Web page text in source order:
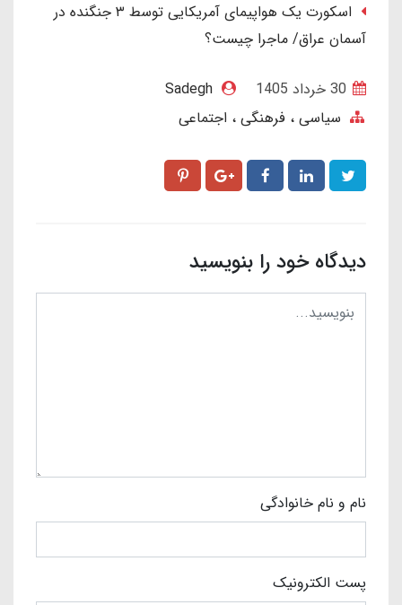
اسکورت یک هواپیمای آمریکایی توسط ۳ جنگنده در
آسمان عراق/ ماجرا چیست؟
Sadegh
سیاسی ، فرهنگی ، اجتماعی
دیدگاه خود را بنویسید
نام و نام خانوادگی
پست الکترونیک